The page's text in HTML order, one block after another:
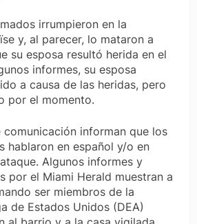
irrumpieron en la
y, al parecer, lo mataron a
su esposa resultó herida en el
informes, su esposa
a causa de las heridas, pero
por el momento.
comunicación informan que los
hablaron en español y/o en
Algunos informes y
por el Miami Herald muestran a
ser miembros de la
de Estados Unidos (DEA)